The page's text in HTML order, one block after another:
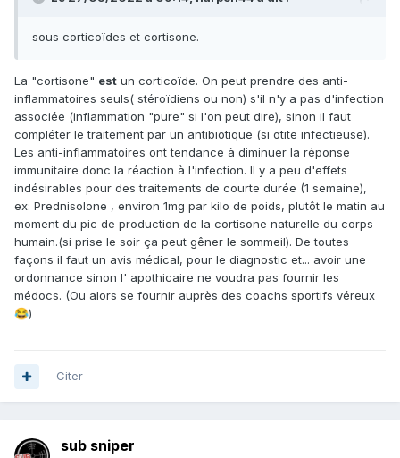
sous corticoïdes et cortisone.
La "cortisone" est un corticoïde. On peut prendre des anti-
inflammatoires seuls( stéroïdiens ou non) s'il n'y a pas d'infection
associée (inflammation "pure" si l'on peut dire), sinon il faut
compléter le traitement par un antibiotique (si otite infectieuse).
Les anti-inflammatoires ont tendance à diminuer la réponse
immunitaire donc la réaction à l'infection. Il y a peu d'effets
indésirables pour des traitements de courte durée (1 semaine),
ex: Prednisolone , environ 1mg par kilo de poids, plutôt le matin au
moment du pic de production de la cortisone naturelle du corps
humain.(si prise le soir ça peut gêner le sommeil). De toutes
façons il faut un avis médical, pour le diagnostic et... avoir une
ordonnance sinon l' apothicaire ne voudra pas fournir les
médocs. (Ou alors se fournir auprès des coachs sportifs véreux
😂)
Citer
sub sniper